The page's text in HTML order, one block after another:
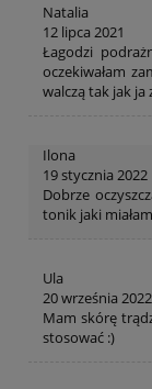
Natalia
12 lipca 2021
Łagodzi
oczekiwałam
walczą tak jak
Ilona
19 stycznia 2022
Dobrze
tonik jaki miałam
Ula
20 września 2022
Mam skórę
stosować :)